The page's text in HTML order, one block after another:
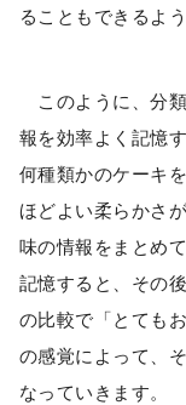
ることもできるよ
このように、分
報を効率よく記憶
何種類かのケーキ
ほどよい柔らかさ
味の情報をまとめ
記憶すると、その
の比較で「とても
の感覚によって、
なっていきます。